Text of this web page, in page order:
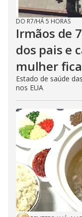
DO R7/HÁ 5 HORAS
Irmãos de
dos pais e
mulher
Estado de saúde
nos EUA